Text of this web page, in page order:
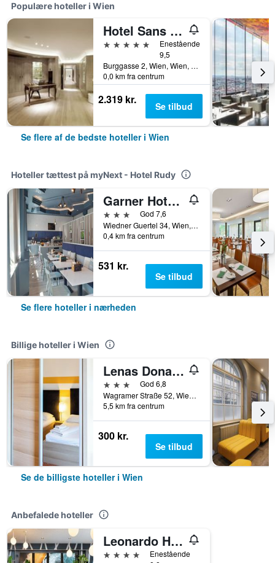
Populære hoteller i Wien
Hotel Sans Souci Wien
5 stjerner
Enestående
9,5
Burggasse 2, Wien, Wien, Østrig
0,0 km fra centrum
2.319 kr. Se tilbud
Se flere af de bedste hoteller i Wien
Hoteller tættest på myNext - Hotel Rudy
Garner Hotel Vienna By IHG
3 stjernerGod 7,6
Wiedner Guertel 34, Wien, Wien, Østrig
0,4 km fra centrum
531 kr.
Se tilbud
Se flere hoteller i nærheden
Billige hoteller i Wien
Lenas Donau Hotel
3 stjernerGod 6,8
Wagramer Straße 52, Wien, Wien, Østrig
5,5 km fra centrum
300 kr.
Se tilbud
Se de billigste hoteller i Wien
Anbefalede hoteller
Leonardo Hotel Vienna Hauptbahnhof
4 stjerner
Enestående